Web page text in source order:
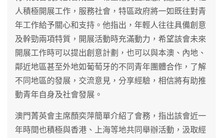
人積極開展工作，服務社會，特區政府將一如既往對青
年工作給予關心和支持。他指出，年輕人往往具備創意
及幹勁兩項特質，開展活動時充滿動力，希望該會未來
開展工作時可以提出創意計劃，也可以與本澳、內地、
鄰近地區甚至外地如葡萄牙的不同青年團體合作，了解
不同地區的發展，交流意見，分享經驗，相信將有助推
動青年自身及社會發展。
澳門菁英會主席顏奕萍簡單介紹了會務，指出該會近一
年時間也積極與香港、上海等地共同舉辦活動，汲取經